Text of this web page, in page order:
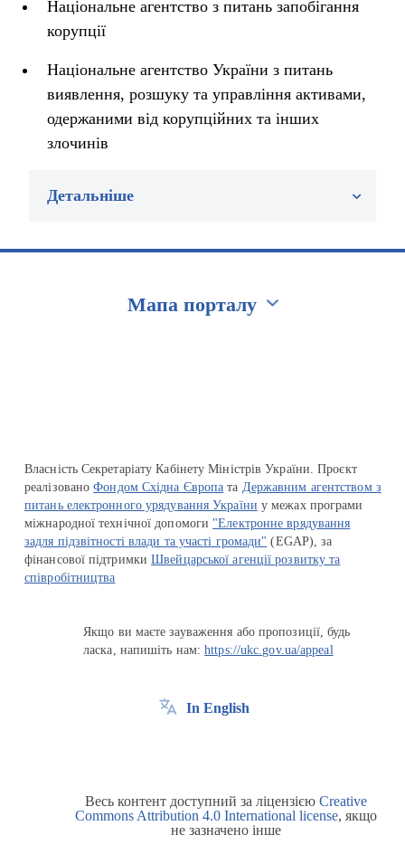
Національне агентство з питань запобігання
корупції
Національне агентство України з питань
виявлення, розшуку та управління активами,
одержаними від корупційних та інших
злочинів
Детальніше
Мапа порталу
Власність Секретаріату Кабінету Міністрів України. Проєкт
реалізованоФондом Східна Європа та Державним агентством з
питань електронного урядування України у межах програми
міжнародної технічної допомоги "Електронне врядування
задля підзвітності влади та участі громади" (EGAP), за
фінансової підтримкиШвейцарської агенції розвитку та
співробітництва
Якщо ви маєте зауваження або пропозиції, будь
ласка, напишіть нам:https://ukc.gov.ua/appeal
In English
Весь контент доступний за ліцензією Creative
Commons Attribution 4.0 International license, якщо
не зазначено інше